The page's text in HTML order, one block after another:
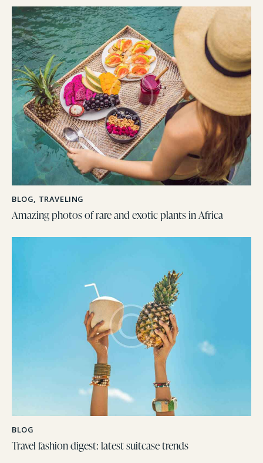
BLOG, TRAVELING
Amazing photos of rare and exotic plants in Africa
BLOG
Travel fashion digest: latest suitcase trends